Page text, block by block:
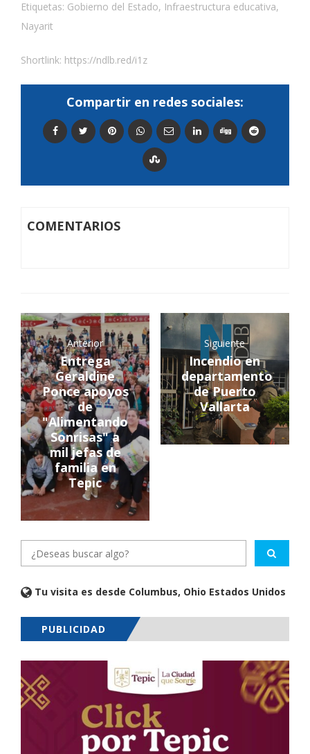
Etiquetas: Gobierno del Estado, Infraestructura educativa,
Nayarit
Shortlink: https://ndlb.red/i1z
Compartir en redes sociales:
COMENTARIOS
Anterior
Entrega
Geraldine
Ponce apoyos
de
"Alimentando
Sonrisas" a
mil jefas de
familia en
Tepic
Siguiente
Incendio en
departamento
de Puerto
Vallarta
Tu visita es desde Columbus, Ohio Estados Unidos
PUBLICIDAD